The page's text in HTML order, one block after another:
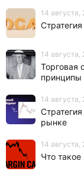
14 августа,
14 августа,
Торговая
принципы
14 августа,
рынке
14 августа,
Что